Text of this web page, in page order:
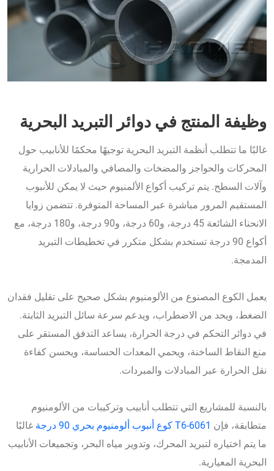
وظيفة المنتج في دوائر التبريد البحرية
غالبًا ما تتطلب أنظمة التبريد البحرية توجيهًا محكمًا للأنابيب حول
المحركات والحواجز والمضخات والمصافي والمبادلات الحرارية
وآلات السطح. يتم تركيب أكواع الألمنيوم حيث لا يمكن للأنبوب
المستقيم المرور مباشرة عبر المساحة المتوفرة. تتضمن زوايا
الانحناء الشائعة 45 درجة، و60 درجة، و90 درجة، و180 درجة، مع
أكواع 90 درجة تستخدم بشكل متكرر في تخطيطات التبريد
المدمجة.
يعمل الكوع المصنوع من الألومنيوم بشكل صحيح على تقليل فقدان
الضغط، ويحد من الاضطراب، ويدعم سرعة سائل التبريد الثابتة.
في دوائر التحكم في درجة الحرارة، يساعد التدفق المستقر على
منع النقاط الساخنة، ويحمي المعدات الحساسة، ويحسن كفاءة
نقل الحرارة عبر المبادلات والمبردات.
بالنسبة للمشاريع التي تتطلب أنابيب وتركيبات من الألومنيوم
متطابقة، فإن 6061-T6 كوع أنبوب ألومنيوم بحري 90 درجة
غالبًا
ما يتم اختياره لتبريد المحرك، وتدوير مياه البحر، وتجميعات الأنابيب
البحرية المعيارية.